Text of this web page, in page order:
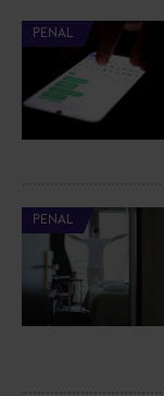
PENAL
PENAL